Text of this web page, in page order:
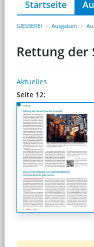
Startseite
GIESSEREI Ausgaben
Rettung
Aktuelles
Seite 12: